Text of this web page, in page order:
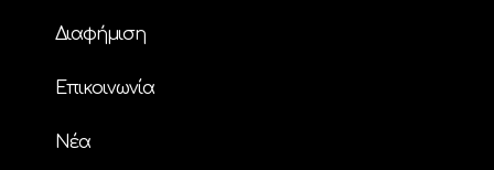
Διαφήμιση
Επικοινωνία
Nέα